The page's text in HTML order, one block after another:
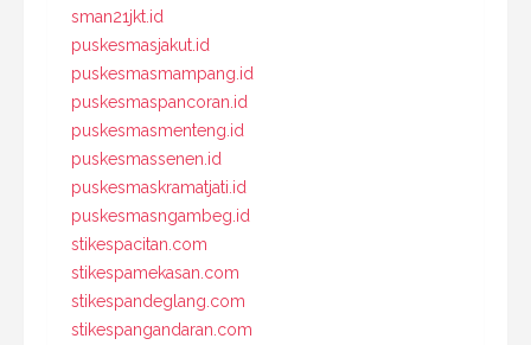
sman21jkt.id
puskesmasjakut.id
puskesmasmampang.id
puskesmaspancoran.id
puskesmasmenteng.id
puskesmassenen.id
puskesmaskramatjati.id
puskesmasngambeg.id
stikespacitan.com
stikespamekasan.com
stikespandeglang.com
stikespangandaran.com